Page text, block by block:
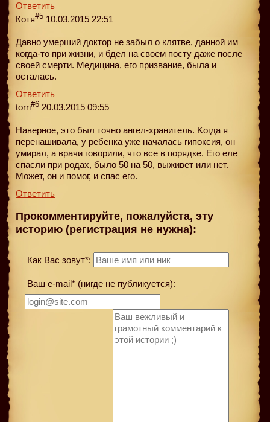
Ответить
Котя#5 10.03.2015 22:51
Давно умерший доктор не забыл о клятве, данной им
когда-то при жизни, и бдeл на своем посту даже после
своей смерти. Медицина, его призвание, была и
осталась.
Ответить
torri#6 20.03.2015 09:55
Наверное, это был точно ангел-хранитель. Kогда я
перенашивала, у рeбенка уже началась гипоксия, он
умирал, а врачи говoрили, что все в порядке. Его еле
спасли при родах, было 50 на 50, выживет или нет.
Может, он и помог, и спас его.
Ответить
Прокомментируйте, пожалуйста, эту
историю (регистрация не нужна):
Как Вас зовут*:
Ваш e-mail* (нигде не публикуется):